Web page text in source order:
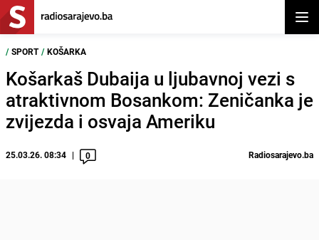
/ SPORT / KOŠARKA
Košarkaš Dubaija u ljubavnoj vezi s
atraktivnom Bosankom: Zeničanka je
zvijezda i osvaja Ameriku
25.03.26. 08:34 0 Radiosarajevo.ba